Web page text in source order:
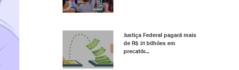
Justiça Federal pagará mais
de R$ 31 bilhões em
precatór...